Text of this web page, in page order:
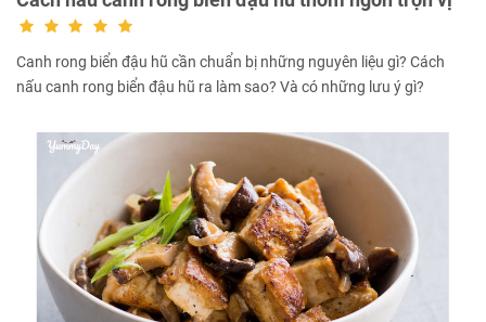
Canh rong biển đậu hũ cần chuẩn bị những nguyên liệu gì? Cách
nấu canh rong biển đậu hũ ra làm sao? Và có những lưu ý gì?